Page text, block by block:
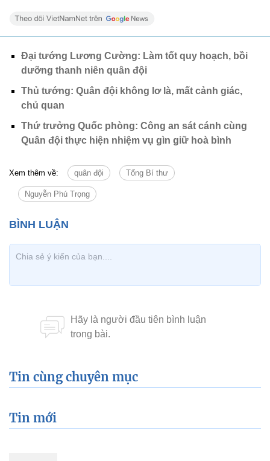
Đại tướng Lương Cường: Làm tốt quy hoạch, bồi
dưỡng thanh niên quân đội
Thủ tướng: Quân đội không lơ là, mất cảnh giác,
chủ quan
Thứ trưởng Quốc phòng: Công an sát cánh cùng
Quân đội thực hiện nhiệm vụ gìn giữ hoà bình
Xem thêm về: quân đội Tổng Bí thư
Nguyễn Phú Trọng
Tin cùng chuyên mục
Tin mới